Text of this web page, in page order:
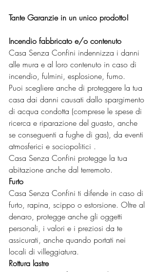
Tante Garanzie in un unico prodotto!
Incendio fabbricato e/o contenuto
Casa Senza Confini indennizza i danni
alle mura e al loro contenuto in caso di
incendio, fulmini, esplosione, fumo.
Puoi scegliere anche di proteggere la tua
casa dai danni causati dallo spargimento
di acqua condotta (comprese le spese di
ricerca e riparazione del guasto, anche
se conseguenti a fughe di gas), da eventi
atmosferici e sociopolitici .
Casa Senza Confini protegge la tua
abitazione anche dal terremoto.
Furto
Casa Senza Confini ti difende in caso di
furto, rapina, scippo o estorsione. Oltre al
denaro, protegge anche gli oggetti
personali, i valori e i preziosi da te
assicurati, anche quando portati nei
locali di villeggiatura.
Rottura lastre